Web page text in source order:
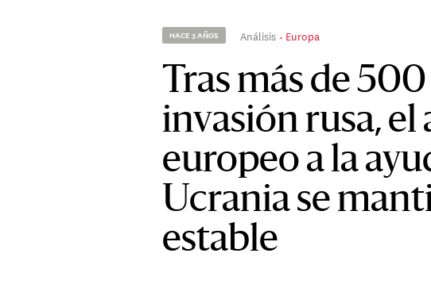
HACE 3 AÑOS Análisis Europa
Tras más de
invasión rusa, el
europeo a la
Ucrania se
estable